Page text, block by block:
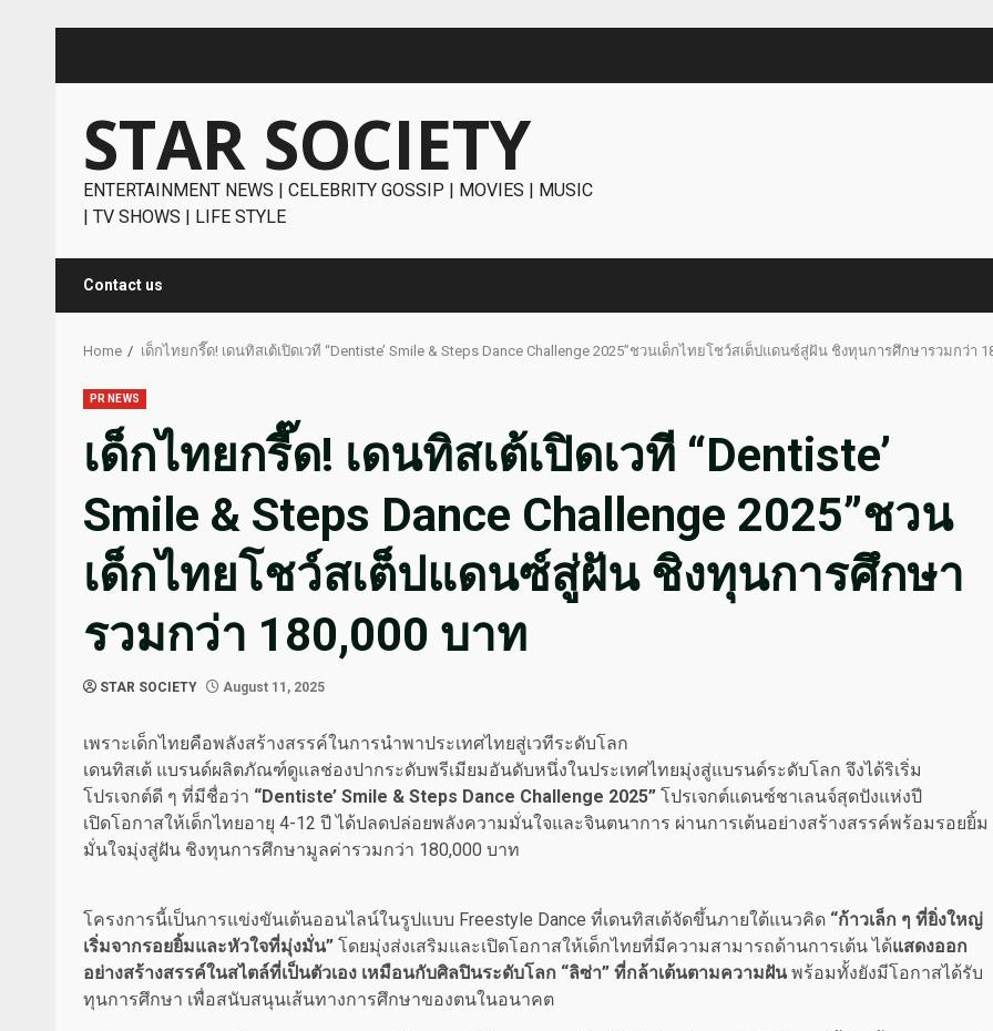
STAR SOCIETY
ENTERTAINMENT NEWS | CELEBRITY GOSSIP | MOVIES | MUSIC
| TV SHOWS | LIFE STYLE
Contact us
Home เด็กไทยกรี๊ด! เดนทิสเต้เปิดเวที “Dentiste’ Smile & Steps Dance Challenge 2025”ชวนเด็กไทยโชว์สเต็ปแดนซ์สู่ฝัน ชิงทุนการศึกษารวมกว่า
PR NEWS
เด็กไทยกรี๊ด! เดนทิสเต้เปิดเวที “Dentiste’
Smile & Steps Dance Challenge 2025”ชวน
เด็กไทยโชว์สเต็ปแดนซ์สู่ฝัน ชิงทุนการศึกษา
รวมกว่า 180,000 บาท
STAR SOCIETY August 11, 2025
เพราะเด็กไทยคือพลังสร้างสรรค์ในการนำพาประเทศไทยสู่เวทีระดับโลก
เดนทิสเต้ แบรนด์ผลิตภัณฑ์ดูแลช่องปากระดับพรีเมียมอันดับหนึ่งในประเทศไทยมุ่งสู่แบรนด์ระดับโลก จึงได้ริเริ่ม
โปรเจกต์ดี ๆ ที่มีชื่อว่า “Dentiste’ Smile & Steps Dance Challenge 2025” โปรเจกต์แดนซ์ชาเลนจ์สุดปังแห่งปี
เปิดโอกาสให้เด็กไทยอายุ 4-12 ปี ได้ปลดปล่อยพลังความมั่นใจและจินตนาการ ผ่านการเต้นอย่างสร้างสรรค์พร้อมรอยยิ้ม
มั่นใจมุ่งสู่ฝัน ชิงทุนการศึกษามูลค่ารวมกว่า 180,000 บาท
โครงการนี้เป็นการแข่งขันเต้นออนไลน์ในรูปแบบ Freestyle Dance ที่เดนทิสเต้จัดขึ้นภายใต้แนวคิด “ก้าวเล็ก ๆ ที่ยิ่งใหญ่
เริ่มจากรอยยิ้มและหัวใจที่มุ่งมั่น” โดยมุ่งส่งเสริมและเปิดโอกาสให้เด็กไทยที่มีความสามารถด้านการเต้น ได้แสดงออก
อย่างสร้างสรรค์ในสไตล์ที่เป็นตัวเอง เหมือนกับศิลปินระดับโลก “ลิซ่า” ที่กล้าเต้นตามความฝันพร้อมทั้งยังมีโอกาสได้รับ
ทุนการศึกษา เพื่อสนับสนุนเส้นทางการศึกษาของตนในอนาคต